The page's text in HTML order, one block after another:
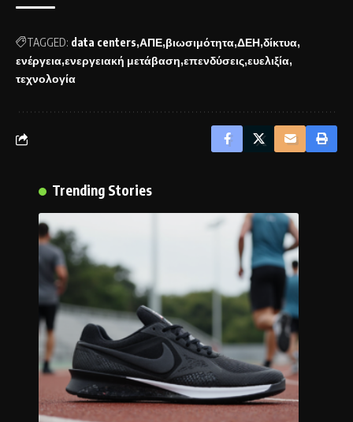
TAGGED: data centers ΑΠΕ βιωσιμότητα ΔΕΗ δίκτυα
ενέργεια ενεργειακή μετάβαση επενδύσεις ευελιξία
τεχνολογία
Trending Stories